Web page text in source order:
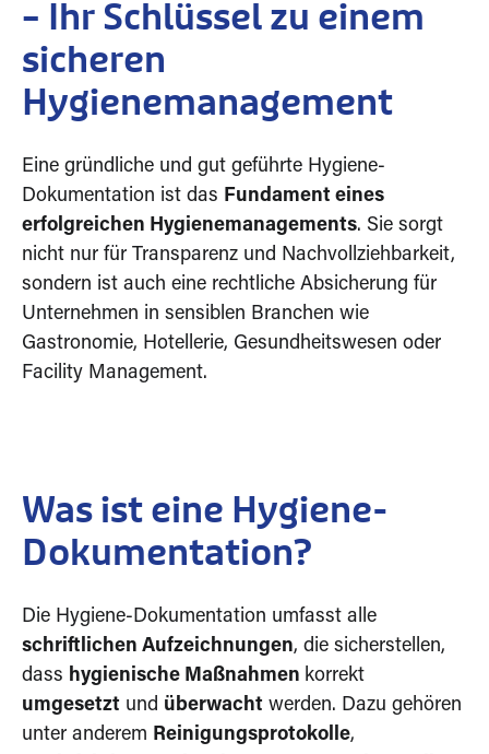
– Ihr Schlüssel zu einem
sicheren
Hygienemanagement
Eine gründliche und gut geführte Hygiene-
Dokumentation ist das Fundament eines
erfolgreichen Hygienemanagements. Sie sorgt
nicht nur für Transparenz und Nachvollziehbarkeit,
sondern ist auch eine rechtliche Absicherung für
Unternehmen in sensiblen Branchen wie
Gastronomie, Hotellerie, Gesundheitswesen oder
Facility Management.
Was ist eine Hygiene-
Dokumentation?
Die Hygiene-Dokumentation umfasst alle
schriftlichen Aufzeichnungen, die sicherstellen,
dass hygienische Maßnahmen korrekt
umgesetzt und überwacht werden. Dazu gehören
unter anderem Reinigungsprotokolle,